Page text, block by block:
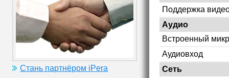
Стань партнёром iPera
Поддержка
Аудио
Встроенный
Аудиовход
Сеть